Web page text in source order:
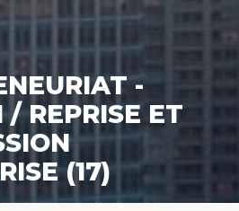
-
/ REPRISE ET
(17)